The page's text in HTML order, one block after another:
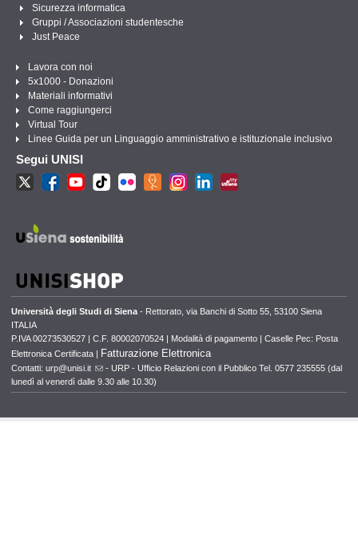
Sicurezza informatica
Gruppi / Associazioni studentesche
Just Peace
Lavora con noi
5x1000 - Donazioni
Materiali informativi
Come raggiungerci
Virtual Tour
Linee Guida per un Linguaggio amministrativo e istituzionale inclusivo
Segui UNISI
Università degli Studi di Siena - Rettorato, via Banchi di Sotto 55, 53100 Siena
ITALIA
P.IVA 00273530527 | C.F. 80002070524 | Modalità di pagamento |Caselle Pec: Posta
Elettronica Certificata | Fatturazione Elettronica
Contatti:urp@unisi.it
- URP - Ufficio Relazioni con il Pubblico Tel. 0577 235555 (dal
lunedì al venerdì dalle 9.30 alle 10.30)